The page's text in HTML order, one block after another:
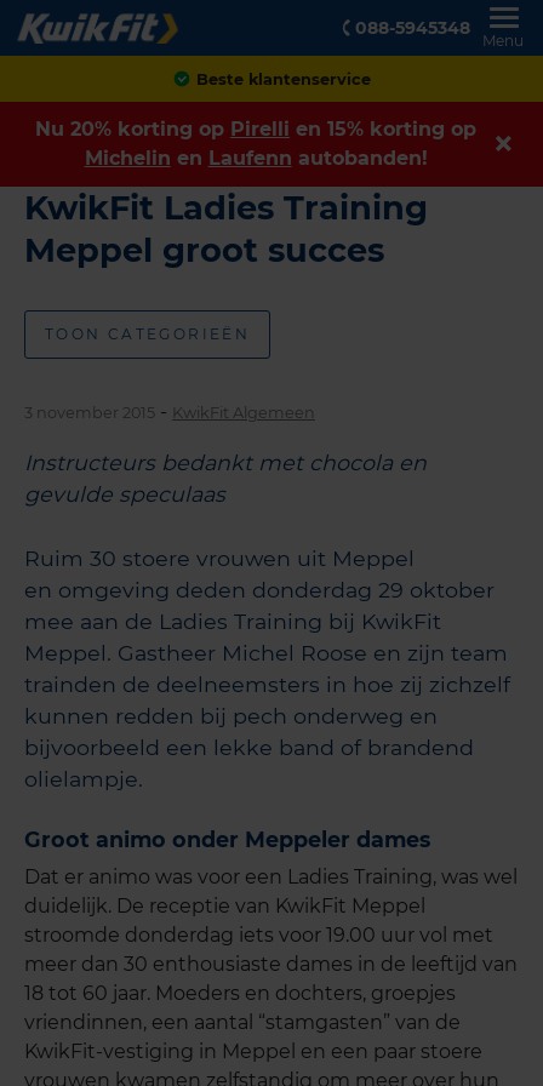
088-5945348
Menu
Beste klantenservice
Nu 20% korting op Pirelli en 15% korting op
Michelin en Laufenn autobanden!
KwikFit Ladies Training
Meppel groot succes
TOON CATEGORIEËN
3 november 2015 - KwikFit Algemeen
Instructeurs bedankt met chocola en
gevulde speculaas
Ruim 30 stoere vrouwen uit Meppel
en omgeving deden donderdag 29 oktober
mee aan de Ladies Training bij KwikFit
Meppel. Gastheer Michel Roose en zijn team
trainden de deelneemsters in hoe zij zichzelf
kunnen redden bij pech onderweg en
bijvoorbeeld een lekke band of brandend
olielampje.
Groot animo onder Meppeler dames
Dat er animo was voor een Ladies Training, was wel
duidelijk. De receptie van KwikFit Meppel
stroomde donderdag iets voor 19.00 uur vol met
meer dan 30 enthousiaste dames in de leeftijd van
18 tot 60 jaar. Moeders en dochters, groepjes
vriendinnen, een aantal “stamgasten” van de
KwikFit-vestiging in Meppel en een paar stoere
vrouwen kwamen zelfstandig om meer over hun